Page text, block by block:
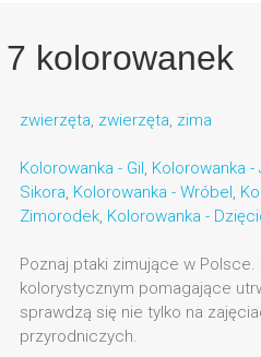
kolorowanek
zwierzęta, zwierzęta, zima
Kolorowanka - Gil, Kolorowanka -
Sikora, Kolorowanka - Wróbel,
Zimorodek, Kolorowanka -
Poznaj ptaki zimujące w
kolorystycznym pomagające
sprawdzą się nie tylko na
przyrodniczych.